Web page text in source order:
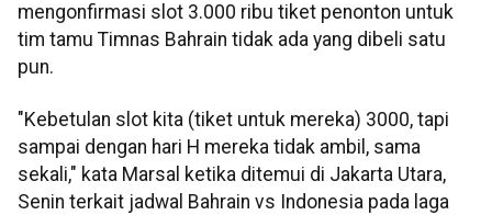
mengonfirmasi slot 3.000 ribu tiket penonton untuk
tim tamu Timnas Bahrain tidak ada yang dibeli satu
pun.
"Kebetulan slot kita (tiket untuk mereka) 3000, tapi
sampai dengan hari H mereka tidak ambil, sama
sekali," kata Marsal ketika ditemui di Jakarta Utara,
Senin terkait jadwal Bahrain vs Indonesia pada laga